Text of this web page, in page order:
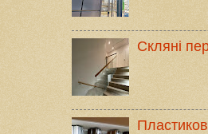
Скляні